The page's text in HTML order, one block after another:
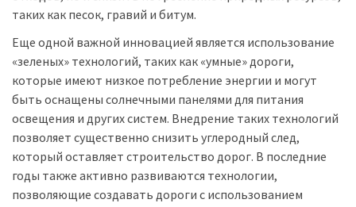
таких как песок, гравий и битум.
Еще одной важной инновацией является использование
«зеленых» технологий, таких как «умные» дороги,
которые имеют низкое потребление энергии и могут
быть оснащены солнечными панелями для питания
освещения и других систем. Внедрение таких технологий
позволяет существенно снизить углеродный след,
который оставляет строительство дорог. В последние
годы также активно развиваются технологии,
позволяющие создавать дороги с использованием